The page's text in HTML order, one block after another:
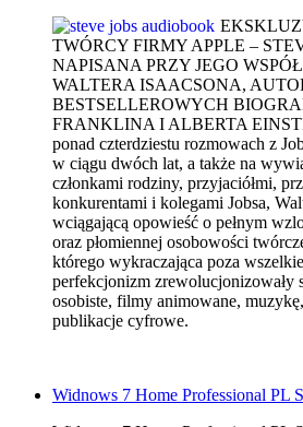
TWÓRCY FIRMY APPLE –
NAPISANA PRZY JEGO
WALTERA ISAACSONA,
BESTSELLEROWYCH
FRANKLINA I ALBERTA
ponad czterdziestu rozmowach z
w ciągu dwóch lat, a także na
członkami rodziny, przyjaciółmi,
konkurentami i kolegami Jobsa,
wciągającą opowieść o pełnym
oraz płomiennej osobowości
którego wykraczająca poza
perfekcjonizm zrewolucjonizowały
osobiste, filmy animowane,
publikacje cyfrowe.
Widnows 7 Home Professional PL